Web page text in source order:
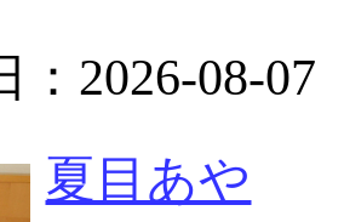
：2026-08-07
夏目あや